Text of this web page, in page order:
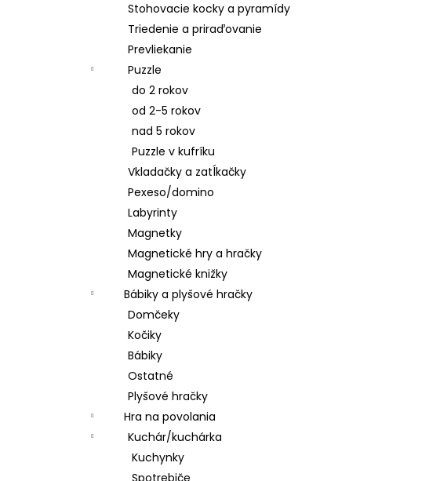
Stohovacie kocky a pyramídy
Triedenie a priraďovanie
Prevliekanie
Puzzle
do 2 rokov
od 2-5 rokov
nad 5 rokov
Puzzle v kufríku
Vkladačky a zatĺkačky
Pexeso/domino
Labyrinty
Magnetky
Magnetické hry a hračky
Magnetické knižky
Bábiky a plyšové hračky
Domčeky
Kočiky
Bábiky
Ostatné
Plyšové hračky
Hra na povolania
Kuchár/kuchárka
Kuchynky
Spotrebiče